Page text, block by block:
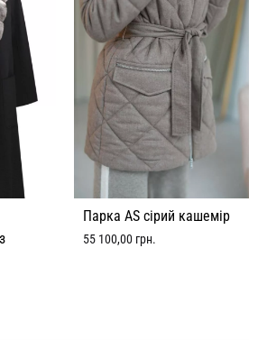
Парка AS сірий кашемір
55 100,00 грн.